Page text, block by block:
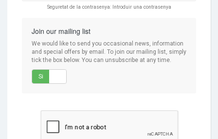
Seguretat de la contrasenya: Introduir una contrasenya
Join our mailing list
We would like to send you occasional news, information
and special offers by email. To join our mailing list, simply
tick the box below. You can unsubscribe at any time.
Si